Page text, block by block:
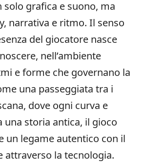
grafica e suono, ma
narrativa e ritmo. Il senso
del giocatore nasce
nell’ambiente
e forme che governano la
una passeggiata tra i
dove ogni curva e
una storia antica, il gioco
un legame autentico con il
attraverso la tecnologia.